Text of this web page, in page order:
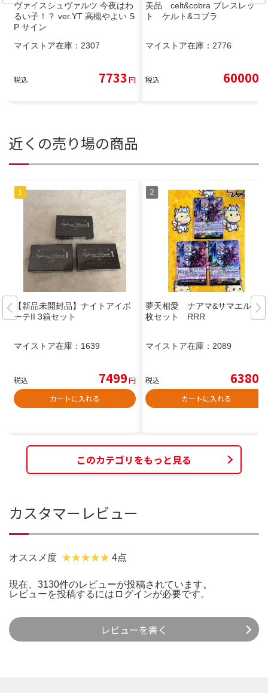
ヴァイスシュヴァルツ 今夜はわ
るい子！？ ver.YT 高槻やよい S
P サイン
マイストア在庫： 2307
税込 7733 円
美品 celt&cobra ブレスレッ
ト ケルト&コブラ
マイストア在庫： 2776
税込 60000
近くの売り場の商品
【新品未開封品】ナイトアイボ
ーテII 3箱セット
マイストア在庫： 1639
税込 7499円
カートに入れる
夢天相愛 ナアマ&サマエル 3
枚セット RRR
マイストア在庫： 2089
税込 6380
カートに入れる
このカテゴリをもっと見る
カスタマーレビュー
オススメ度 4点
現在、3130件のレビューが投稿されています。
レビューを投稿するには ログインが必要です。
レビューを書く